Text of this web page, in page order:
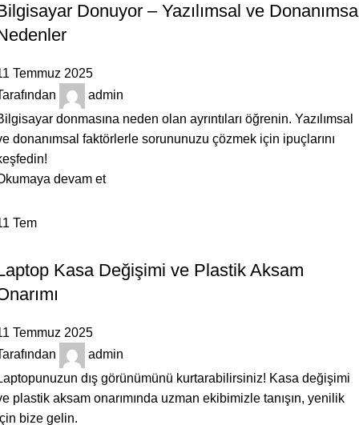
Donuyor – Yazılımsal ve
Temmuz 2025
admin
donmasına neden olan ayrıntıları öğrenin. Yazılımsal
donanımsal faktörlerle sorununuzu çözmek için ipuçlarını
devam et
Tem
Kasa Değişimi ve Plastik Aksam
Temmuz 2025
admin
dış görünümünü kurtarabilirsiniz! Kasa değişimi
plastik aksam onarımında uzman ekibimizle tanışın, yenilik
bize gelin.